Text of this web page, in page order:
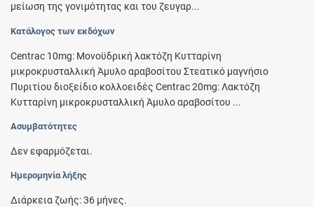
μείωση της γονιμότητας και του ζευγαρ...
Κατάλογος των εκδόχων
Centrac 10mg: Μονοϋδρική λακτόζη Κυτταρίνη
μικροκρυσταλλική Άμυλο αραβοσίτου Στεατικό μαγνήσιο
Πυριτίου διοξείδιο κολλοειδές Centrac 20mg: Λακτόζη
Κυτταρίνη μικροκρυσταλλική Άμυλο αραβοσίτου ...
Ασυμβατότητες
Δεν εφαρμόζεται.
Ημερομηνία λήξης
Διάρκεια ζωής: 36 μήνες.